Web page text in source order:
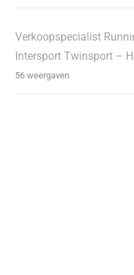
Verkoopspecialist
Intersport Twinsport –
56 weergaven